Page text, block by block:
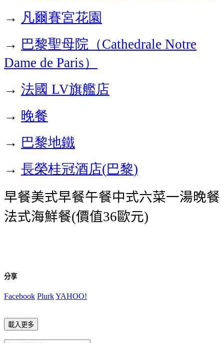
→ 凡爾賽宮花園
→ 巴黎聖母院（Cathedrale Notre
Dame de Paris）
→ 法國 LV旗艦店
→ 晚餐
→ 巴黎地鐵
→ 長榮桂冠酒店(巴黎)
早餐美式早餐午餐中式六菜一湯晚餐
法式海鮮餐(價值36歐元)
分享
Facebook PlurkYAHOO!
載入更多